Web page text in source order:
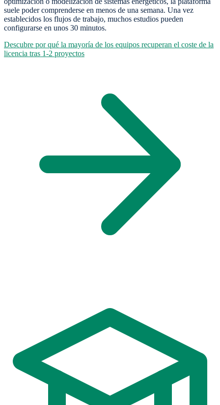
suele poder comprenderse en menos de una semana. Una vez
establecidos los flujos de trabajo, muchos estudios pueden
configurarse en unos 30 minutos.
Descubre por qué la mayoría de los equipos recuperan el coste de la
licencia tras 1-2 proyectos